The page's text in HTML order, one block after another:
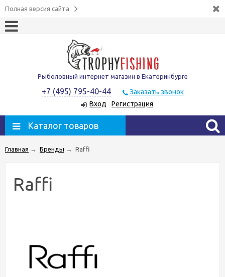
Полная версия сайта
Рыболовный интернет магазин в Екатеринбурге
+7 (495) 795-40-44
Заказать звонок
Вход
Регистрация
Каталог товаров
Главная → Бренды → Raffi
Raffi